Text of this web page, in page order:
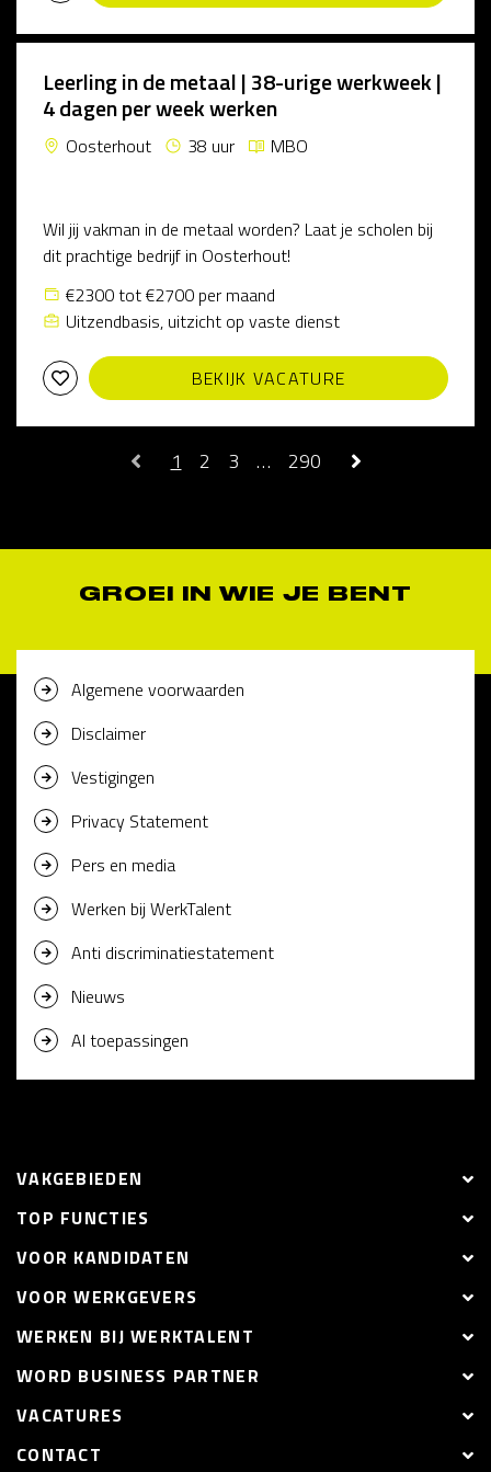
Leerling in de metaal | 38-urige werkweek |
4 dagen per week werken
Oosterhout 38 uur MBO
Wil jij vakman in de metaal worden? Laat je scholen bij
dit prachtige bedrijf in Oosterhout!
€2300 tot €2700 per maand
Uitzendbasis, uitzicht op vaste dienst
BEKIJK VACATURE
1 2 3 … 290
GROEI IN WIE JE BENT
Algemene voorwaarden
Disclaimer
Vestigingen
Privacy Statement
Pers en media
Werken bij WerkTalent
Anti discriminatiestatement
Nieuws
AI toepassingen
VAKGEBIEDEN
TOP FUNCTIES
VOOR KANDIDATEN
VOOR WERKGEVERS
WERKEN BIJ WERKTALENT
WORD BUSINESS PARTNER
VACATURES
CONTACT